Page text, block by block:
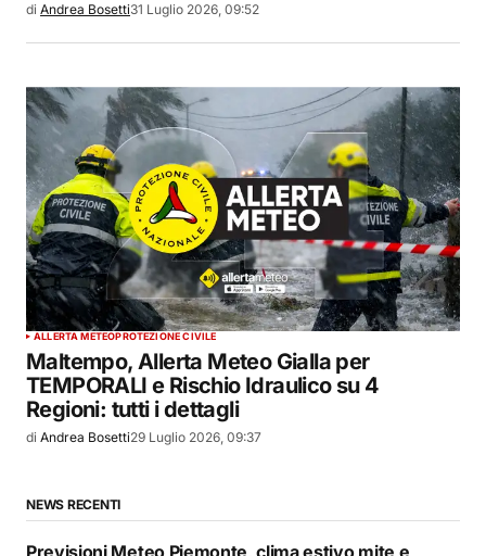
di Andrea Bosetti31 Luglio 2026, 09:52
ALLERTA METEOPROTEZIONE CIVILE
Maltempo, Allerta Meteo Gialla per
TEMPORALI e Rischio Idraulico su 4
Regioni: tutti i dettagli
di Andrea Bosetti29 Luglio 2026, 09:37
NEWS RECENTI
Previsioni Meteo Piemonte, clima estivo mite e